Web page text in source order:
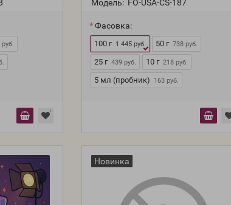
Модель: FO-USA-CS-187
Фасовка:
100 г 1 445 руб. 50 г 738 руб.
25 г 439 руб. 10 г 218 руб.
5 мл (пробник) 163 руб.
Новинка